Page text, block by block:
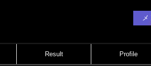
Result Profile